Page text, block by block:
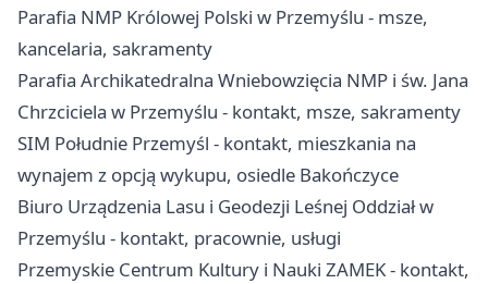
Parafia NMP Królowej Polski w Przemyślu - msze,
kancelaria, sakramenty
Parafia Archikatedralna Wniebowzięcia NMP i św. Jana
Chrzciciela w Przemyślu - kontakt, msze, sakramenty
SIM Południe Przemyśl - kontakt, mieszkania na
wynajem z opcją wykupu, osiedle Bakończyce
Biuro Urządzenia Lasu i Geodezji Leśnej Oddział w
Przemyślu - kontakt, pracownie, usługi
Przemyskie Centrum Kultury i Nauki ZAMEK - kontakt,